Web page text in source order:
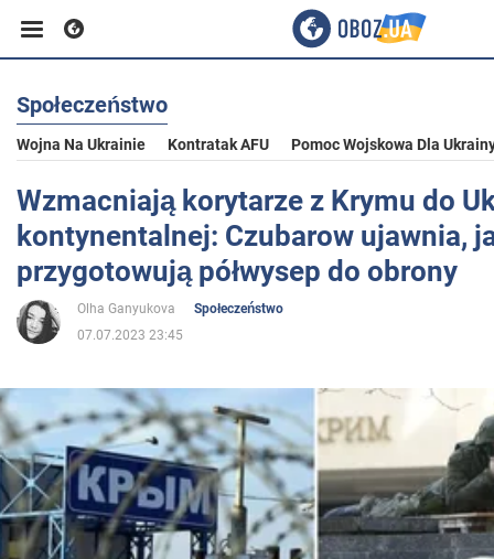
Biznes
Sport
Życie
Społeczeństwo
Wojna na Ukrainie
Społeczeństwo
Wojna Na Ukrainie Kontratak AFU Pomoc Wojskowa Dla
Wzmacniają korytarze z Krymu do
kontynentalnej: Czubarow ujawnia,
przygotowują półwysep do obrony
Olha Ganyukova
Społeczeństwo
07.07.2023 23:45